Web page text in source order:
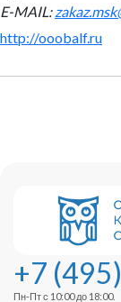
E-MAIL:
http://ooobalf.ru
+7
Пн-Пт с 10:00 до 18:00.